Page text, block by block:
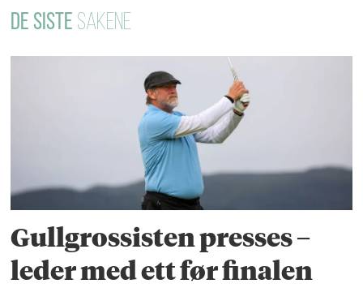
DE SISTE SAKENE
Gullgrossisten presses –
leder med ett før finalen